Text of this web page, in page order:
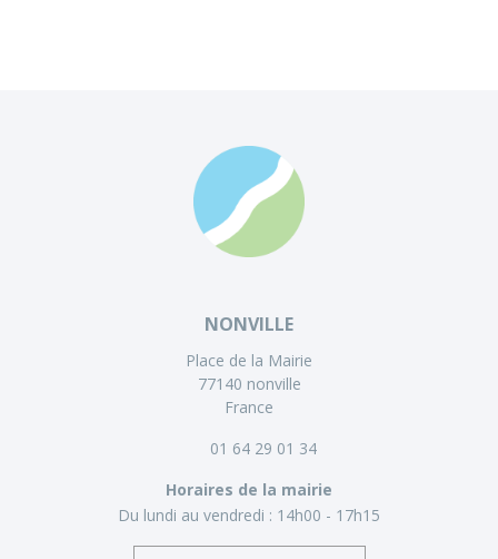
NONVILLE
Place de la Mairie
77140 nonville
France
01 64 29 01 34
Horaires de la mairie
Du lundi au vendredi : 14h00 - 17h15